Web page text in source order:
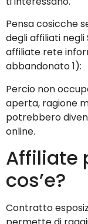
Pensa cosicche
degli affiliati negli
affiliate rete
abbandonato 1):
Percio non
aperta, ragione
potrebbero
online.
Affiliate
cos’e?
Contratto